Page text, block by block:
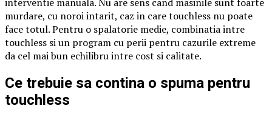
murdare, cu noroi intarit, caz in care touchless nu poate
face totul. Pentru o spalatorie medie, combinatia intre
touchless si un program cu perii pentru cazurile extreme
da cel mai bun echilibru intre cost si calitate.
Ce trebuie sa contina o spuma pentru
touchless